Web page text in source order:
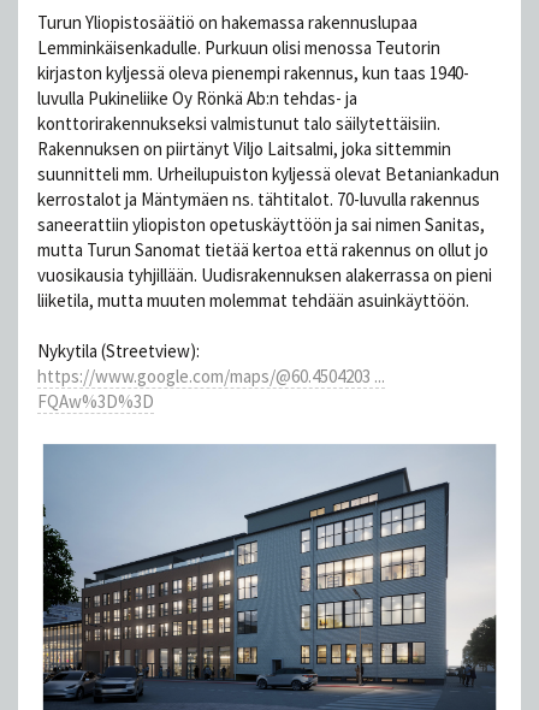
Turun Yliopistosäätiö on hakemassa rakennuslupaa
Lemminkäisenkadulle. Purkuun olisi menossa Teutorin
kirjaston kyljessä oleva pienempi rakennus, kun taas 1940-
luvulla Pukineliike Oy Rönkä Ab:n tehdas- ja
konttorirakennukseksi valmistunut talo säilytettäisiin.
Rakennuksen on piirtänyt Viljo Laitsalmi, joka sittemmin
suunnitteli mm. Urheilupuiston kyljessä olevat Betaniankadun
kerrostalot ja Mäntymäen ns. tähtitalot. 70-luvulla rakennus
saneerattiin yliopiston opetuskäyttöön ja sai nimen Sanitas,
mutta Turun Sanomat tietää kertoa että rakennus on ollut jo
vuosikausia tyhjillään. Uudisrakennuksen alakerrassa on pieni
liiketila, mutta muuten molemmat tehdään asuinkäyttöön.
Nykytila (Streetview):
https://www.google.com/maps/@60.4504203 ...
FQAw%3D%3D